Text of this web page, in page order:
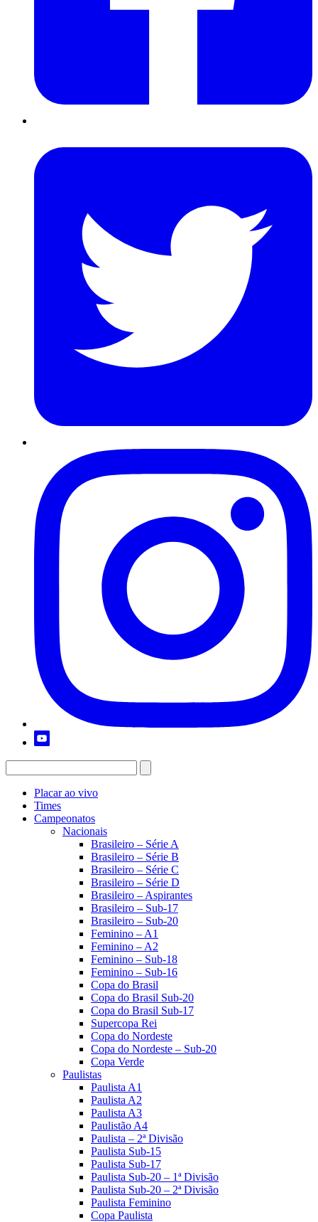
Placar ao vivo
Times
Campeonatos
Nacionais
Brasileiro – Série A
Brasileiro – Série B
Brasileiro – Série C
Brasileiro – Série D
Brasileiro – Aspirantes
Brasileiro – Sub-17
Brasileiro – Sub-20
Feminino – A1
Feminino – A2
Feminino – Sub-18
Feminino – Sub-16
Copa do Brasil
Copa do Brasil Sub-20
Copa do Brasil Sub-17
Supercopa Rei
Copa do Nordeste
Copa do Nordeste – Sub-20
Copa Verde
Paulistas
Paulista A1
Paulista A2
Paulista A3
Paulistão A4
Paulista – 2ª Divisão
Paulista Sub-15
Paulista Sub-17
Paulista Sub-20 – 1ª Divisão
Paulista Sub-20 – 2ª Divisão
Paulista Feminino
Copa Paulista